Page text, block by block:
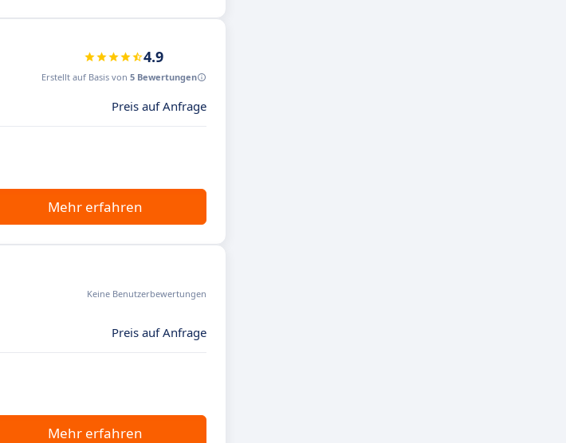
4.9
Erstellt auf Basis von 5 Bewertungen
Preis auf Anfrage
Mehr erfahren
Keine Benutzerbewertungen
Preis auf Anfrage
Mehr erfahren